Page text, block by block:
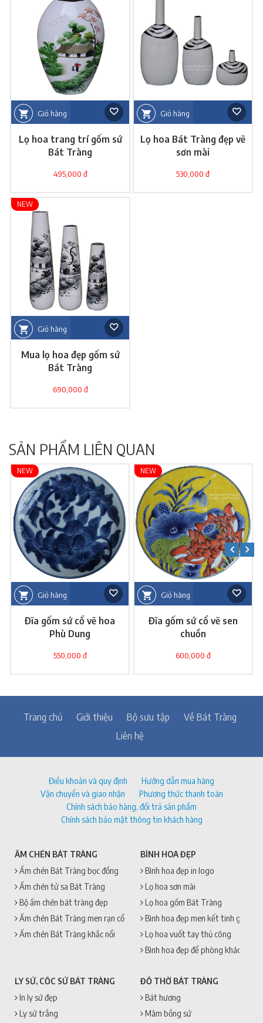
Giỏ hàng
Lọ hoa trang trí gốm sứ
Bát Tràng
495,000 đ
Giỏ hàng
Lọ hoa Bát Tràng đẹp vẽ
sơn mài
530,000 đ
Giỏ hàng
NEW
Mua lọ hoa đẹp gốm sứ
Bát Tràng
690,000 đ
SẢN PHẨM LIÊN QUAN
Giỏ hàng
NEW
Đĩa gốm sứ cổ vẽ hoa
Phù Dung
550,000 đ
Giỏ hàng
NEW
Đĩa gốm sứ cổ vẽ sen
chuồn
600,000 đ
Trang chủ Giới thiệu Bộ sưu tập
Về Bát Tràng
Liên hệ
Điều khoản và quy định
Hướng dẫn mua hàng
Vận chuyển và giao nhận
Phương thức thanh toán
Chính sách bảo hàng, đổi trả sản phẩm
Chính sách bảo mật thông tin khách hàng
ẤM CHÉN BÁT TRÀNG
Ấm chén Bát Tràng bọc đồng
Ấm chén tử sa Bát Tràng
Bộ ấm chén bát tràng đẹp
Ấm chén Bát Tràng men rạn cổ
Ấm chén Bát Tràng khắc nổi
BÌNH HOA ĐẸP
Bình hoa đẹp in logo
Lọ hoa sơn mài
Lọ hoa gốm Bát Tràng
Bình hoa đẹp men kết tinh gốm
Lọ hoa vuốt tay thủ công
Bình hoa đẹp để phòng khách
LY SỨ, CỐC SỨ BÁT TRÀNG
In ly sứ đẹp
Ly sứ trắng
ĐỒ THỜ BÁT TRÀNG
Bát hương
Mâm bồng sứ